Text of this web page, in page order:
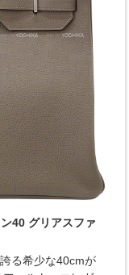
40 グリアスファ
る希少な40cmが